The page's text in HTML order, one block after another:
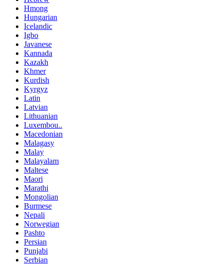
Hmong
Hungarian
Icelandic
Igbo
Javanese
Kannada
Kazakh
Khmer
Kurdish
Kyrgyz
Latin
Latvian
Lithuanian
Luxembou..
Macedonian
Malagasy
Malay
Malayalam
Maltese
Maori
Marathi
Mongolian
Burmese
Nepali
Norwegian
Pashto
Persian
Punjabi
Serbian